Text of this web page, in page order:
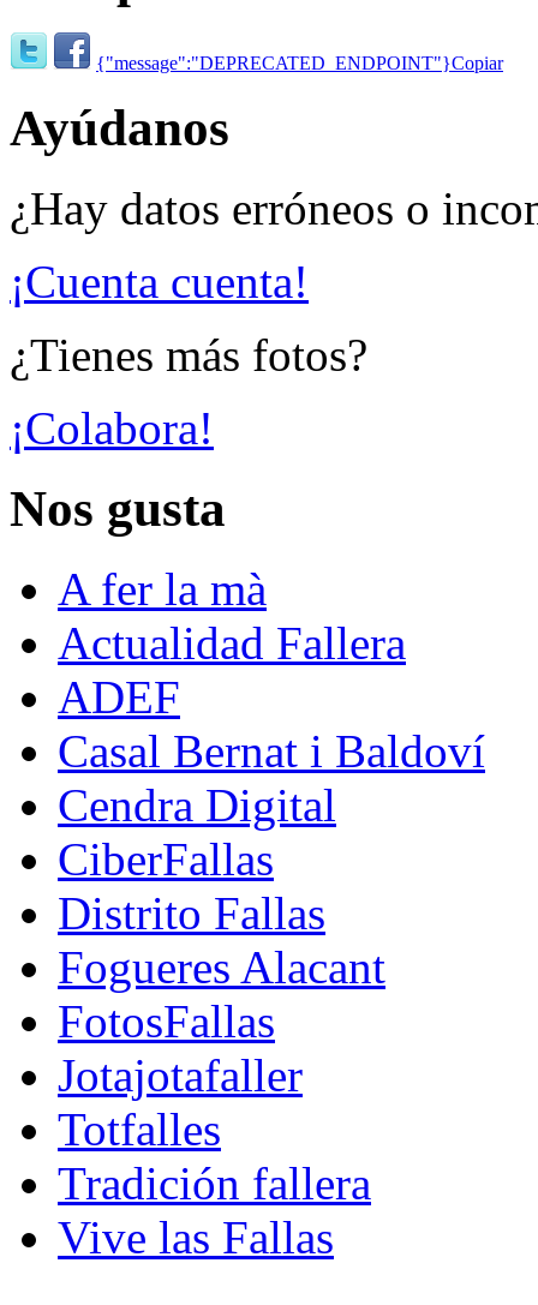
{"message":"DEPRECATED_ENDPOINT"}Copiar
Ayúdanos
¿Hay datos erróneos o
¡Cuenta cuenta!
¿Tienes más fotos?
¡Colabora!
Nos gusta
A fer la mà
Actualidad Fallera
ADEF
Casal Bernat i Baldoví
Cendra Digital
CiberFallas
Distrito Fallas
Fogueres Alacant
FotosFallas
Jotajotafaller
Totfalles
Tradición fallera
Vive las Fallas